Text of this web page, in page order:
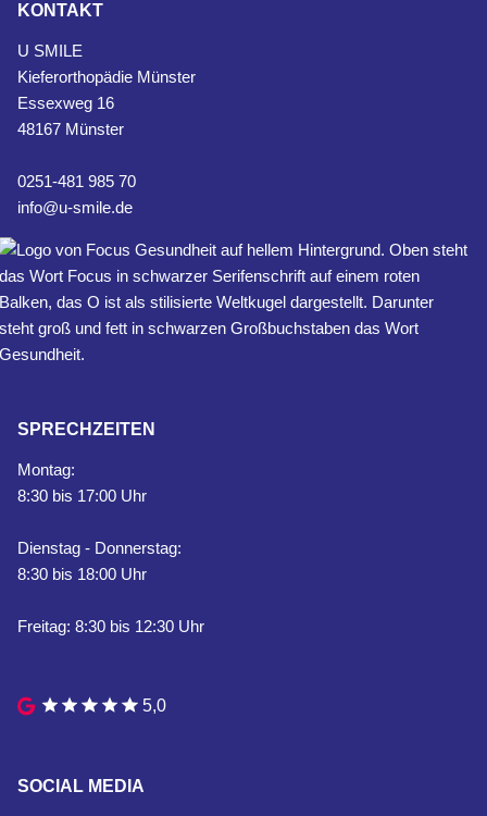
KONTAKT
U SMILE
Kieferorthopädie Münster
Essexweg 16
48167 Münster
0251-481 985 70
info@u-smile.de
SPRECHZEITEN
Montag:
8:30 bis 17:00 Uhr
Dienstag - Donnerstag:
8:30 bis 18:00 Uhr
Freitag: 8:30 bis 12:30 Uhr
5,0
SOCIAL MEDIA